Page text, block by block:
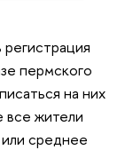
пермского
на них
все жители
среднее